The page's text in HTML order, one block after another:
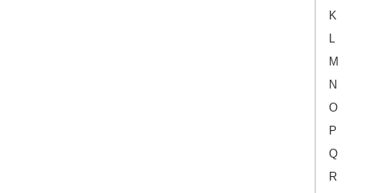
K
L
M
N
O
P
Q
R